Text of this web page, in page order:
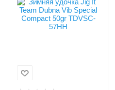
до, гр
40
62
46